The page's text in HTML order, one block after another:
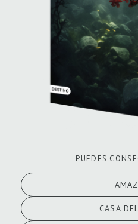
PUEDES
CASA